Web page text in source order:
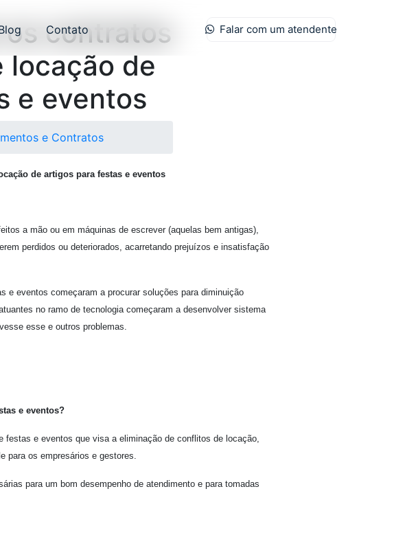
Contato Falar com um atendente
contratos
locação de
e eventos
e Contratos
de artigos para festas e eventos
a mão ou em máquinas de escrever (aquelas bem antigas),
perdidos ou deteriorados, acarretando prejuízos e insatisfação
e eventos começaram a procurar soluções para diminuição
no ramo de tecnologia começaram a desenvolver sistema
esse e outros problemas.
e eventos?
e eventos que visa a eliminação de conflitos de locação,
para os empresários e gestores.
para um bom desempenho de atendimento e para tomadas